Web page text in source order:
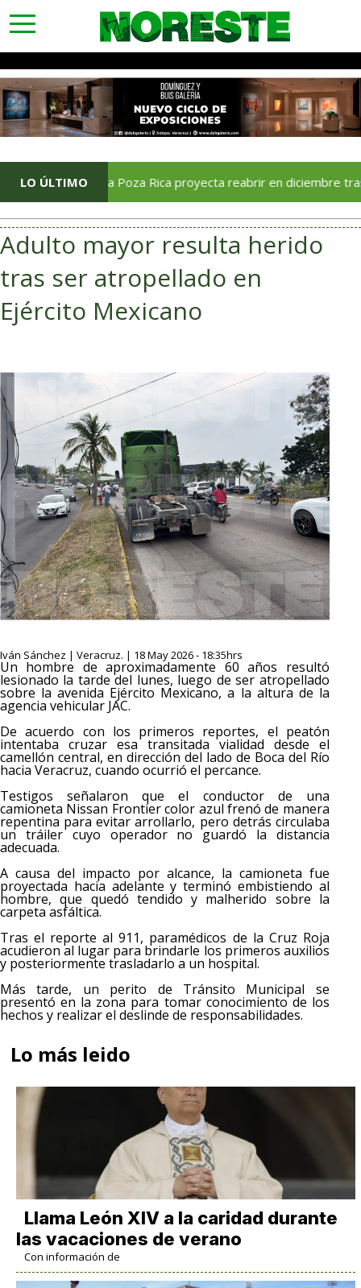
toggle
navigation
LO ÚLTIMO
Soriana Poza Rica proyecta reabrir en diciembre tras
Adulto mayor resulta herido
tras ser atropellado en
Ejército Mexicano
Iván Sánchez | Veracruz. | 18 May 2026 - 18:35hrs
Un hombre de aproximadamente 60 años resultó
lesionado la tarde del lunes, luego de ser atropellado
sobre la avenida Ejército Mexicano, a la altura de la
agencia vehicular JAC.
De acuerdo con los primeros reportes, el peatón
intentaba cruzar esa transitada vialidad desde el
camellón central, en dirección del lado de Boca del Río
hacia Veracruz, cuando ocurrió el percance.
Testigos señalaron que el conductor de una
camioneta Nissan Frontier color azul frenó de manera
repentina para evitar arrollarlo, pero detrás circulaba
un tráiler cuyo operador no guardó la distancia
adecuada.
A causa del impacto por alcance, la camioneta fue
proyectada hacia adelante y terminó embistiendo al
hombre, que quedó tendido y malherido sobre la
carpeta asfáltica.
Tras el reporte al 911, paramédicos de la Cruz Roja
acudieron al lugar para brindarle los primeros auxilios
y posteriormente trasladarlo a un hospital.
Más tarde, un perito de Tránsito Municipal se
presentó en la zona para tomar conocimiento de los
hechos y realizar el deslinde de responsabilidades.
Lo más leido
Llama León XIV a la caridad durante
las vacaciones de verano
Con información de